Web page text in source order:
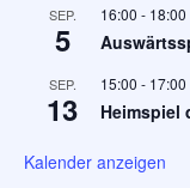
SEP.
5
16:00 - 18:00
SEP.
13
15:00 - 17:00
Heimspiel
Kalender anzeigen